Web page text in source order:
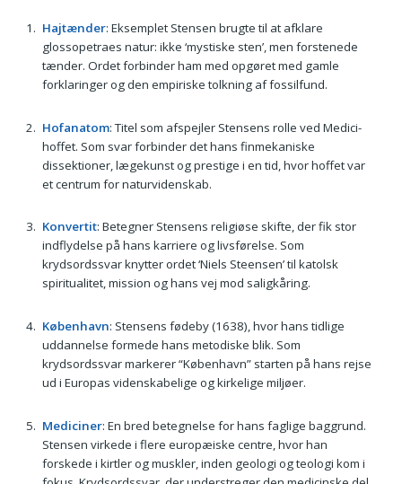
Hajtænder: Eksemplet Stensen brugte til at afklare
glossopetraes natur: ikke ‘mystiske sten’, men forstenede
tænder. Ordet forbinder ham med opgøret med gamle
forklaringer og den empiriske tolkning af fossilfund.
Hofanatom: Titel som afspejler Stensens rolle ved Medici-
hoffet. Som svar forbinder det hans finmekaniske
dissektioner, lægekunst og prestige i en tid, hvor hoffet var
et centrum for naturvidenskab.
Konvertit: Betegner Stensens religiøse skifte, der fik stor
indflydelse på hans karriere og livsførelse. Som
krydsordssvar knytter ordet ‘Niels Steensen’ til katolsk
spiritualitet, mission og hans vej mod saligkåring.
København: Stensens fødeby (1638), hvor hans tidlige
uddannelse formede hans metodiske blik. Som
krydsordssvar markerer “København” starten på hans rejse
ud i Europas videnskabelige og kirkelige miljøer.
Mediciner: En bred betegnelse for hans faglige baggrund.
Stensen virkede i flere europæiske centre, hvor han
forskede i kirtler og muskler, inden geologi og teologi kom i